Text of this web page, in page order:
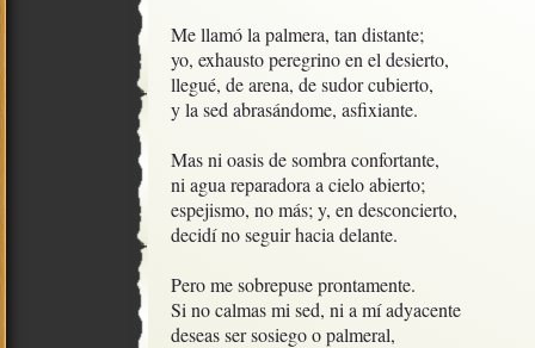
Me llamó la palmera, tan distante;
yo, exhausto peregrino en el desierto,
llegué, de arena, de sudor cubierto,
y la sed abrasándome, asfixiante.
Mas ni oasis de sombra confortante,
ni agua reparadora a cielo abierto;
espejismo, no más; y, en desconcierto,
decidí no seguir hacia delante.
Pero me sobrepuse prontamente.
Si no calmas mi sed, ni a mí adyacente
deseas ser sosiego o palmeral,